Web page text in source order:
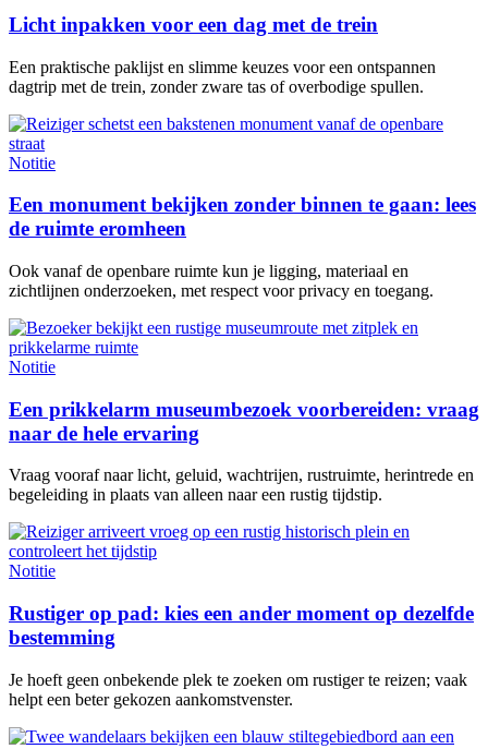
Licht inpakken voor een dag met de trein
Een praktische paklijst en slimme keuzes voor een ontspannen
dagtrip met de trein, zonder zware tas of overbodige spullen.
Notitie
Een monument bekijken zonder binnen te gaan: lees
de ruimte eromheen
Ook vanaf de openbare ruimte kun je ligging, materiaal en
zichtlijnen onderzoeken, met respect voor privacy en toegang.
Notitie
Een prikkelarm museumbezoek voorbereiden: vraag
naar de hele ervaring
Vraag vooraf naar licht, geluid, wachtrijen, rustruimte, herintrede en
begeleiding in plaats van alleen naar een rustig tijdstip.
Notitie
Rustiger op pad: kies een ander moment op dezelfde
bestemming
Je hoeft geen onbekende plek te zoeken om rustiger te reizen; vaak
helpt een beter gekozen aankomstvenster.